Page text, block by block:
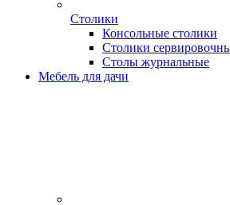
Столики
Консольные столики
Столики
Столы журнальные
Мебель для дачи